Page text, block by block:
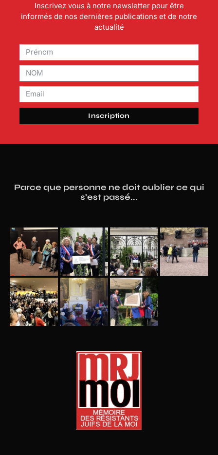
Inscrivez vous à notre newsletter pour être
informés de nos dernières publications et de notre
actualité
Inscription
Parce que personne ne doit oublier ce qui
s'est passé...